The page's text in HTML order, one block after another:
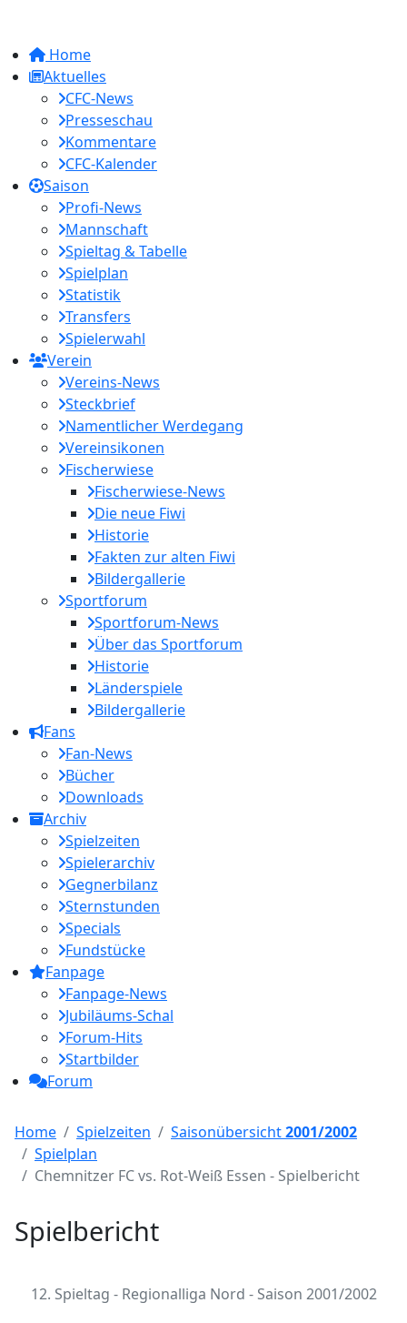
Home
Aktuelles
CFC-News
Presseschau
Kommentare
CFC-Kalender
Saison
Profi-News
Mannschaft
Spieltag & Tabelle
Spielplan
Statistik
Transfers
Spielerwahl
Verein
Vereins-News
Steckbrief
Namentlicher Werdegang
Vereinsikonen
Fischerwiese
Fischerwiese-News
Die neue Fiwi
Historie
Fakten zur alten Fiwi
Bildergallerie
Sportforum
Sportforum-News
Über das Sportforum
Historie
Länderspiele
Bildergallerie
Fans
Fan-News
Bücher
Downloads
Archiv
Spielzeiten
Spielerarchiv
Gegnerbilanz
Sternstunden
Specials
Fundstücke
Fanpage
Fanpage-News
Jubiläums-Schal
Forum-Hits
Startbilder
Forum
Home Spielzeiten Saisonübersicht2001/2002
Spielplan
Chemnitzer FC vs. Rot-Weiß Essen - Spielbericht
Spielbericht
12. Spieltag - Regionalliga Nord - Saison 2001/2002